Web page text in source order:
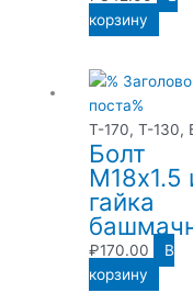
корзину
Т-170, Т-130,
Болт
М18х1.5
гайка
₽170.00
В
корзину